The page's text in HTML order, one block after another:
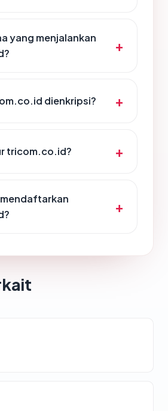
yang menjalankan
dienkripsi?
tricom.co.id?